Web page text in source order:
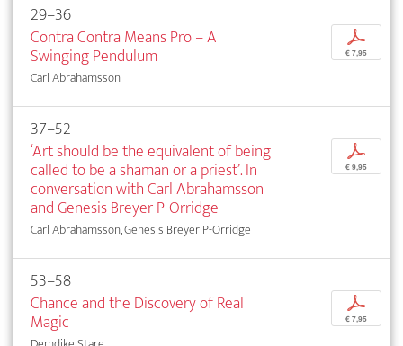
29–36
Contra Contra Means Pro – A
Swinging Pendulum
Carl Abrahamsson
p
€ 7,95
37–52
‘Art should be the equivalent of being
called to be a shaman or a priest’. In
conversation with Carl Abrahamsson
and Genesis Breyer P-Orridge
Carl Abrahamsson, Genesis Breyer P-Orridge
p
€ 9,95
53–58
Chance and the Discovery of Real
Magic
p
€ 7,95